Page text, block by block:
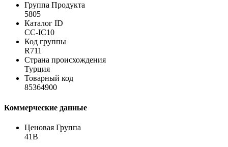
Группа Продукта
5805
Каталог ID
CC-IC10
Код группы
R711
Страна происхождения
Турция
Товарный код
85364900
Коммерческие данные
Ценовая Группа
41B